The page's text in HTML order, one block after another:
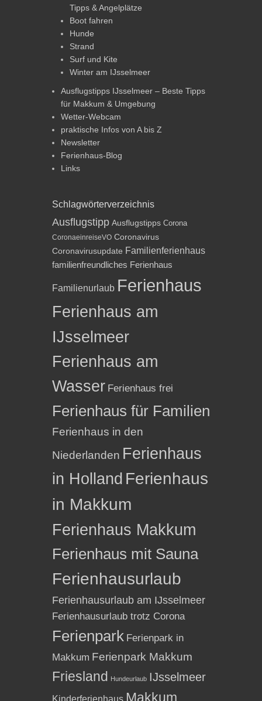
Tipps & Angelplätze
Boot fahren
Hunde
Strand
Surf und Kite
Winter am IJsselmeer
Ausflugstipps IJsselmeer – Beste Tipps
für Makkum & Umgebung
Wetter-Webcam
praktische Infos von A bis Z
Newsletter
Ferienhaus-Blog
Links
Schlagwörterverzeichnis
Ausflugstipp Ausflugstipps Corona
CoronaeinreiseVO Coronavirus
Coronavirusupdate Familienferienhaus
familienfreundliches Ferienhaus
Familienurlaub Ferienhaus
Ferienhaus am
IJsselmeer
Ferienhaus am
Wasser Ferienhaus frei
Ferienhaus für Familien
Ferienhaus in den
Niederlanden Ferienhaus
in Holland Ferienhaus
in Makkum
Ferienhaus Makkum
Ferienhaus mit Sauna
Ferienhausurlaub
Ferienhausurlaub am IJsselmeer
Ferienhausurlaub trotz Corona
Ferienpark Ferienpark in
Makkum Ferienpark Makkum
Friesland Hundeurlaub IJsselmeer
Kinderferienhaus Makkum